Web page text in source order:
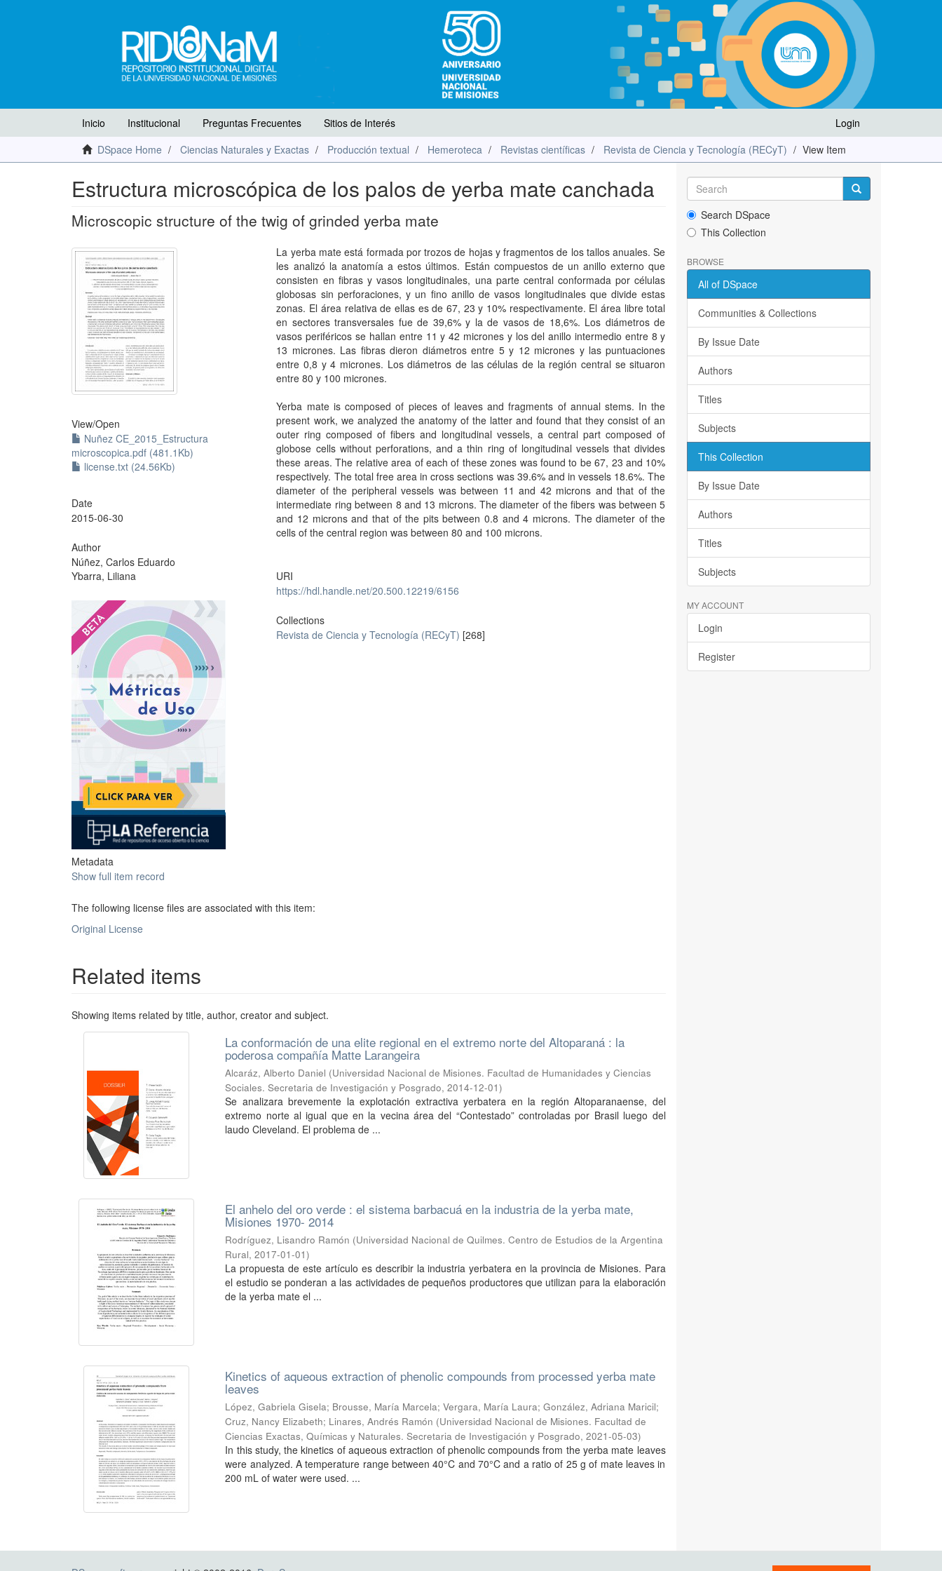
Login
Inicio Institucional Preguntas Frecuentes
Sitios de Interés
DSpace Home
Ciencias Naturales y Exactas Producción textual Hemeroteca Revistas científicas Revista de Ciencia y Tecnología (RECyT) View Item
Estructura microscópica de los palos de yerba mate canchada
Microscopic structure of the twig of grinded yerba mate
View/Open
Nuñez CE_2015_Estructura
microscopica.pdf (481.1Kb)
license.txt (24.56Kb)
Date
2015-06-30
Author
Núñez, Carlos Eduardo
Ybarra, Liliana
?
Metadata
Show full item record
La yerba mate está formada por trozos de hojas y fragmentos de los tallos anuales. Se
les analizó la anatomía a estos últimos. Están compuestos de un anillo externo que
consisten en fibras y vasos longitudinales, una parte central conformada por células
globosas sin perforaciones, y un fino anillo de vasos longitudinales que divide estas
zonas. El área relativa de ellas es de 67, 23 y 10% respectivamente. El área libre total
en sectores transversales fue de 39,6% y la de vasos de 18,6%. Los diámetros de
vasos periféricos se hallan entre 11 y 42 micrones y los del anillo intermedio entre 8 y
13 micrones. Las fibras dieron diámetros entre 5 y 12 micrones y las puntuaciones
entre 0,8 y 4 micrones. Los diámetros de las células de la región central se situaron
entre 80 y 100 micrones.
Yerba mate is composed of pieces of leaves and fragments of annual stems. In the
present work, we analyzed the anatomy of the latter and found that they consist of an
outer ring composed of fibers and longitudinal vessels, a central part composed of
globose cells without perforations, and a thin ring of longitudinal vessels that divides
these areas. The relative area of each of these zones was found to be 67, 23 and 10%
respectively. The total free area in cross sections was 39.6% and in vessels 18.6%. The
diameter of the peripheral vessels was between 11 and 42 microns and that of the
intermediate ring between 8 and 13 microns. The diameter of the fibers was between 5
and 12 microns and that of the pits between 0.8 and 4 microns. The diameter of the
cells of the central region was between 80 and 100 microns.
URI
https://hdl.handle.net/20.500.12219/6156
Collections
Revista de Ciencia y Tecnología (RECyT) [268]
The following license files are associated with this item:
Original License
Related items
Showing items related by title, author, creator and subject.
La conformación de una elite regional en el extremo norte del Altoparaná : la
poderosa compañía Matte Larangeira
Alcaráz, Alberto Daniel (Universidad Nacional de Misiones. Facultad de Humanidades y Ciencias
Sociales. Secretaria de Investigación y Posgrado,2014-12-01)
Se analizara brevemente la explotación extractiva yerbatera en la región Altoparanaense, del
extremo norte al igual que en la vecina área del “Contestado” controladas por Brasil luego del
laudo Cleveland. El problema de ...
El anhelo del oro verde : el sistema barbacuá en la industria de la yerba mate,
Misiones 1970- 2014
Rodríguez, Lisandro Ramón (Universidad Nacional de Quilmes. Centro de Estudios de la Argentina
Rural,2017-01-01)
La propuesta de este artículo es describir la industria yerbatera en la provincia de Misiones. Para
el estudio se ponderan a las actividades de pequeños productores que utilizan para la elaboración
de la yerba mate el ...
Kinetics of aqueous extraction of phenolic compounds from processed yerba mate
leaves
López, Gabriela Gisela; Brousse, María Marcela; Vergara, María Laura; González, Adriana Maricil;
Cruz, Nancy Elizabeth; Linares, Andrés Ramón (Universidad Nacional de Misiones. Facultad de
Ciencias Exactas, Químicas y Naturales. Secretaria de Investigación y Posgrado,2021-05-03)
In this study, the kinetics of aqueous extraction of phenolic compounds from the yerba mate leaves
were analyzed. A temperature range between 40°C and 70°C and a ratio of 25 g of mate leaves in
200 mL of water were used. ...
Search DSpace
This Collection
BROWSE
All of DSpace
Communities & Collections
By Issue Date
Authors
Titles
Subjects
This Collection
By Issue Date
Authors
Titles
Subjects
MY ACCOUNT
Login
Register